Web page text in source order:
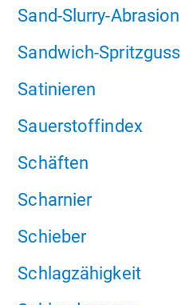
Sand-Slurry-Abrasion
Sandwich-Spritzguss
Satinieren
Sauerstoffindex
Schäften
Scharnier
Schieber
Schlagzähigkeit